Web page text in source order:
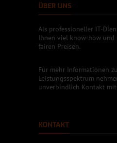
ÜBER UNS
Als professioneller IT-
Ihnen viel know-how und
fairen Preisen.
Für mehr Informationen
Leistungsspektrum
unverbindlich Kontakt
KONTAKT